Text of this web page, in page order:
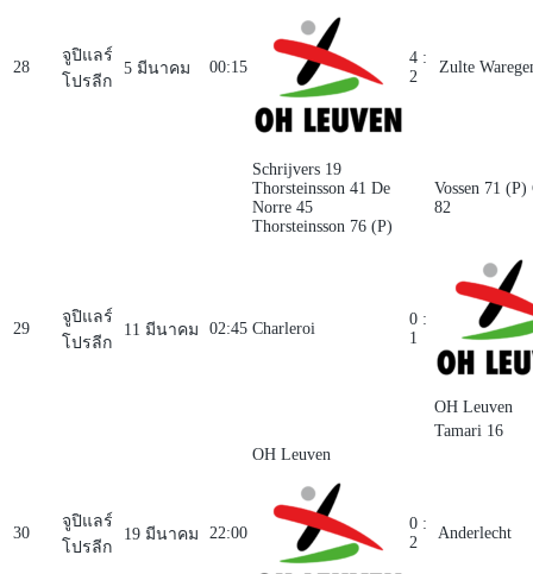
28
จูปิแลร์
โปรลีก
5 มีนาคม 00:15
4 :
2
Zulte
Schrijvers 19
Thorsteinsson 41 De
Norre 45
Thorsteinsson 76 (P)
Vossen 71 (P)
82
29
จูปิแลร์
โปรลีก
11 มีนาคม 02:45 Charleroi
0 :
1
OH Leuven
Tamari 16
30
จูปิแลร์
โปรลีก
19 มีนาคม 22:00
OH Leuven
0 :
2
Anderlecht